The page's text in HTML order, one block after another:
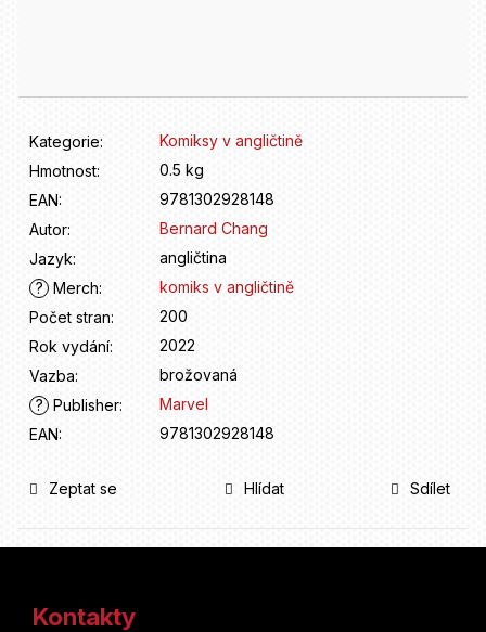
Kategorie:
Komiksy v angličtině
Hmotnost:
0.5 kg
EAN:
9781302928148
Autor:
Bernard Chang
Jazyk:
angličtina
? Merch:
komiks v angličtině
Počet stran:
200
Rok vydání:
2022
Vazba:
brožovaná
? Publisher:
Marvel
EAN: 9781302928148
Zeptat se Hlídat Sdílet
r
u
č
u
m
e
Kontakty